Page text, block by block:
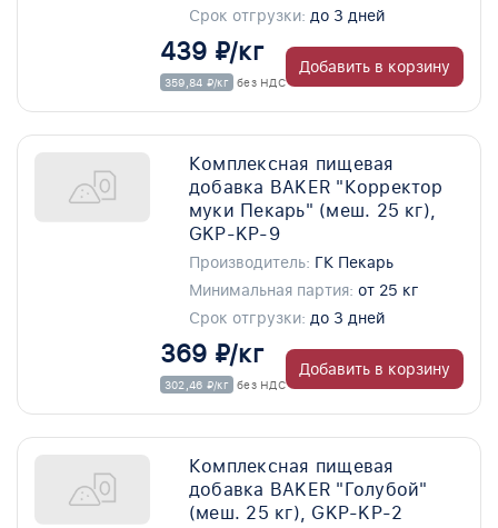
Срок отгрузки: до 3 дней
439 ₽/кг
359,84 ₽/кг без НДС
Добавить в корзину
Комплексная пищевая
добавка BAKER "Корректор
муки Пекарь" (меш. 25 кг),
GKP-KP-9
Производитель: ГК Пекарь
Минимальная партия: от 25 кг
Срок отгрузки: до 3 дней
369 ₽/кг
302,46 ₽/кг без НДС
Добавить в корзину
Комплексная пищевая
добавка BAKER "Голубой"
(меш. 25 кг), GKP-KP-2